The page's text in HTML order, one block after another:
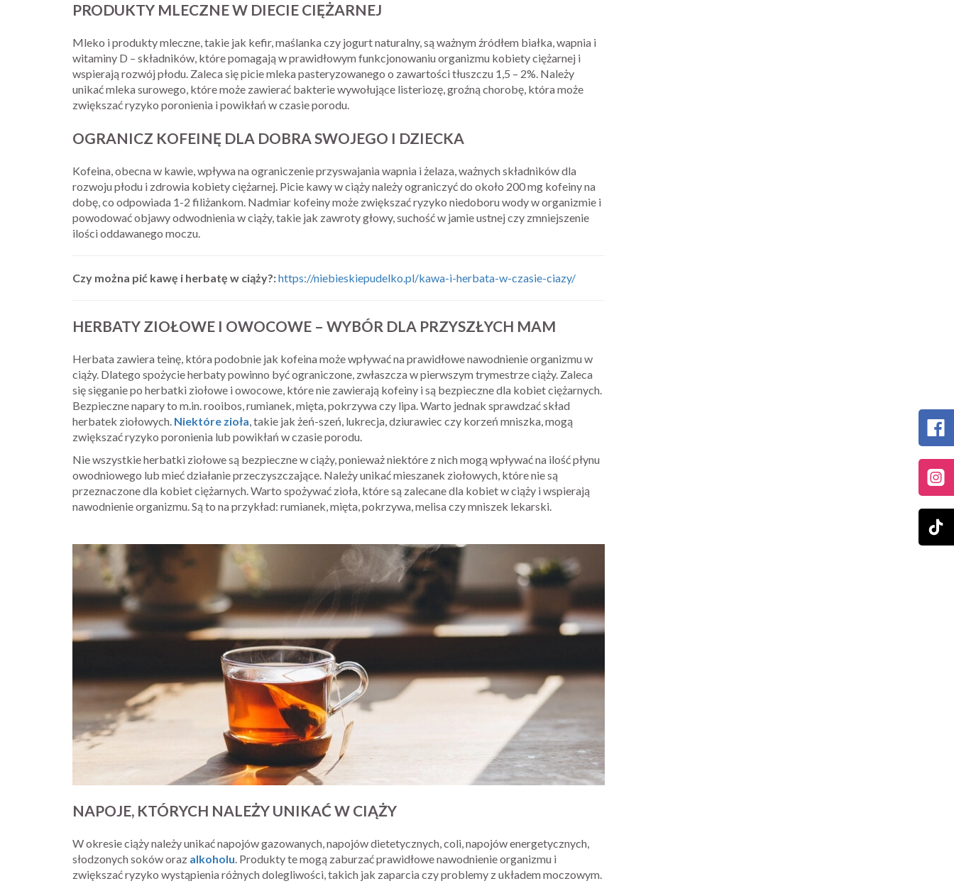
PRODUKTY MLECZNE W DIECIE CIĘŻARNEJ
Mleko i produkty mleczne, takie jak kefir, maślanka czy jogurt naturalny, są ważnym źródłem białka, wapnia i
witaminy D – składników, które pomagają w prawidłowym funkcjonowaniu organizmu kobiety ciężarnej i
wspierają rozwój płodu. Zaleca się picie mleka pasteryzowanego o zawartości tłuszczu 1,5 – 2%. Należy
unikać mleka surowego, które może zawierać bakterie wywołujące listeriozę, groźną chorobę, która może
zwiększać ryzyko poronienia i powikłań w czasie porodu.
OGRANICZ KOFEINĘ DLA DOBRA SWOJEGO I DZIECKA
Kofeina, obecna w kawie, wpływa na ograniczenie przyswajania wapnia i żelaza, ważnych składników dla
rozwoju płodu i zdrowia kobiety ciężarnej. Picie kawy w ciąży należy ograniczyć do około 200 mg kofeiny na
dobę, co odpowiada 1-2 filiżankom. Nadmiar kofeiny może zwiększać ryzyko niedoboru wody w organizmie i
powodować objawy odwodnienia w ciąży, takie jak zawroty głowy, suchość w jamie ustnej czy zmniejszenie
ilości oddawanego moczu.
Czy można pić kawę i herbatę w ciąży?:https://niebieskiepudelko.pl/kawa-i-herbata-w-czasie-ciazy/
HERBATY ZIOŁOWE I OWOCOWE – WYBÓR DLA PRZYSZŁYCH MAM
Herbata zawiera teinę, która podobnie jak kofeina może wpływać na prawidłowe nawodnienie organizmu w
ciąży. Dlatego spożycie herbaty powinno być ograniczone, zwłaszcza w pierwszym trymestrze ciąży. Zaleca
się sięganie po herbatki ziołowe i owocowe, które nie zawierają kofeiny i są bezpieczne dla kobiet ciężarnych.
Bezpieczne napary to m.in. rooibos, rumianek, mięta, pokrzywa czy lipa. Warto jednak sprawdzać skład
herbatek ziołowych. Niektóre zioła, takie jak żeń-szeń, lukrecja, dziurawiec czy korzeń mniszka, mogą
zwiększać ryzyko poronienia lub powikłań w czasie porodu.
Nie wszystkie herbatki ziołowe są bezpieczne w ciąży, ponieważ niektóre z nich mogą wpływać na ilość płynu
owodniowego lub mieć działanie przeczyszczające. Należy unikać mieszanek ziołowych, które nie są
przeznaczone dla kobiet ciężarnych. Warto spożywać zioła, które są zalecane dla kobiet w ciąży i wspierają
nawodnienie organizmu. Są to na przykład: rumianek, mięta, pokrzywa, melisa czy mniszek lekarski.
NAPOJE, KTÓRYCH NALEŻY UNIKAĆ W CIĄŻY
W okresie ciąży należy unikać napojów gazowanych, napojów dietetycznych, coli, napojów energetycznych,
słodzonych soków oraz alkoholu. Produkty te mogą zaburzać prawidłowe nawodnienie organizmu i
zwiększać ryzyko wystąpienia różnych dolegliwości, takich jak zaparcia czy problemy z układem moczowym.